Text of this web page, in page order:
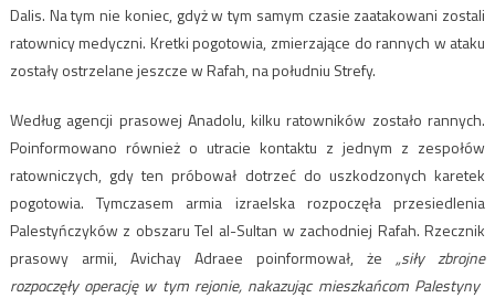
Dalis. Na tym nie koniec, gdyż w tym samym czasie zaatakowani zostali
ratownicy medyczni. Kretki pogotowia, zmierzające do rannych w ataku
zostały ostrzelane jeszcze w Rafah, na południu Strefy.
Według agencji prasowej Anadolu, kilku ratowników zostało rannych.
Poinformowano również o utracie kontaktu z jednym z zespołów
ratowniczych, gdy ten próbował dotrzeć do uszkodzonych karetek
pogotowia. Tymczasem armia izraelska rozpoczęła przesiedlenia
Palestyńczyków z obszaru Tel al-Sultan w zachodniej Rafah. Rzecznik
prasowy armii, Avichay Adraee poinformował, że „siły zbrojne
rozpoczęły operację w tym rejonie, nakazując mieszkańcom Palestyny ​​